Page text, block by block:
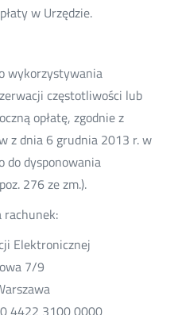
w Urzędzie.
wykorzystywania
częstotliwości lub
opłatę, zgodnie z
z dnia 6 grudnia 2013 r. w
do dysponowania
276 ze zm.).
rachunek:
Elektronicznej
7/9